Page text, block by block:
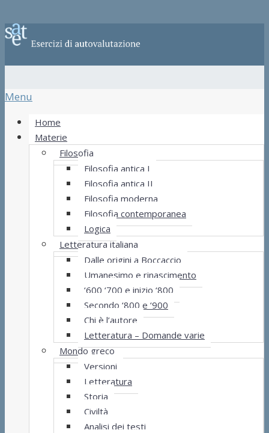
Menu
Home
Materie
Filosofia
Filosofia antica I
Filosofia antica II
Filosofia moderna
Filosofia contemporanea
Logica
Letteratura italiana
Dalle origini a Boccaccio
Umanesimo e rinascimento
‘600 ‘700 e inizio ‘800
Secondo ‘800 e ‘900
Chi è l’autore
Letteratura – Domande varie
Mondo greco
Versioni
Letteratura
Storia
Civiltà
Analisi dei testi